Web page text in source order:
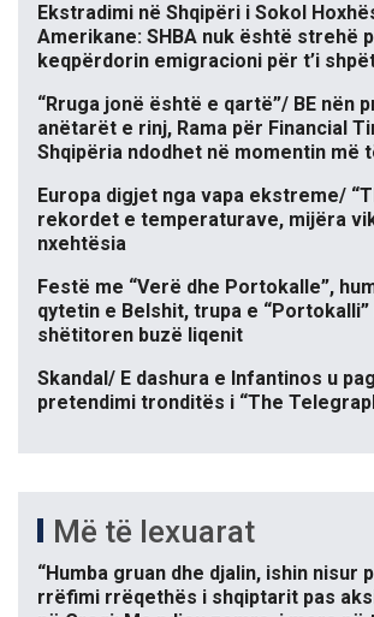
Ekstradimi në Shqipëri i Sokol
Amerikane: SHBA nuk është strehë
keqpërdorin emigracioni për t’i
“Rruga jonë është e qartë”/ BE nën
anëtarët e rinj, Rama për Financial
Shqipëria ndodhet në momentin më
Europa digjet nga vapa ekstreme/
rekordet e temperaturave, mijëra
nxehtësia
Festë me “Verë dhe Portokalle”,
qytetin e Belshit, trupa e “Portokalli”
shëtitoren buzë liqenit
Skandal/ E dashura e Infantinos u
pretendimi tronditës i “The
Më të lexuarat
“Humba gruan dhe djalin, ishin nisur
rrëfimi rrëqethës i shqiptarit pas